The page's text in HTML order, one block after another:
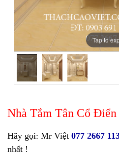
Tap to
Nhà Tắm Tân Cổ Điển
Hãy gọi: Mr Việt 077 2667
nhất !